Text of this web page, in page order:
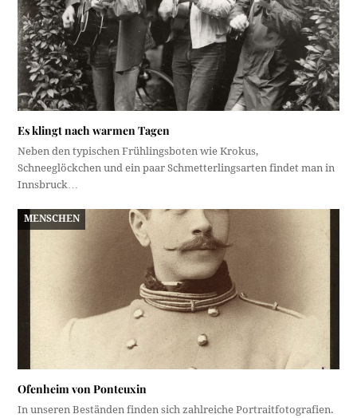
Es klingt nach warmen Tagen
Neben den typischen Frühlingsboten wie Krokus,
Schneeglöckchen und ein paar Schmetterlingsarten findet man in
Innsbruck…
MENSCHEN
Ofenheim von Ponteuxin
In unseren Beständen finden sich zahlreiche Portraitfotografien.